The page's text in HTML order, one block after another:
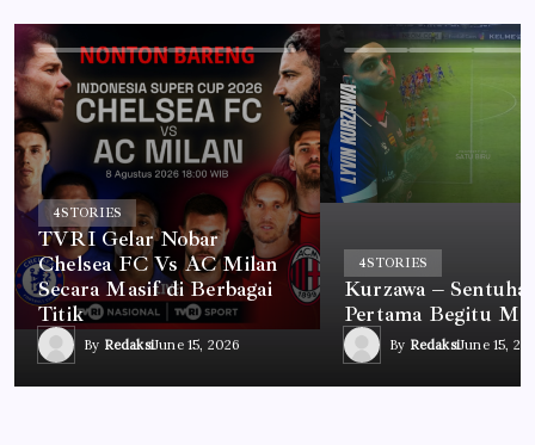
4STORIES
TVRI Gelar Nobar
Chelsea FC Vs AC Milan
Secara Masif di Berbagai
Titik
By RedaksiJune 15, 2026
4STORIES
Kurzawa –
Pertama Begitu
By RedaksiJune 15,